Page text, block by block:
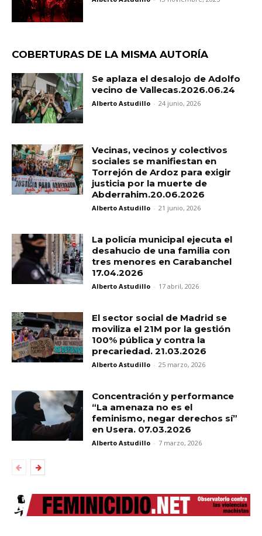
COBERTURAS DE LA MISMA AUTORÍA
Se aplaza el desalojo de Adolfo
vecino de Vallecas.2026.06.24
Alberto Astudillo - 24 junio, 2026
Vecinas, vecinos y colectivos
sociales se manifiestan en
Torrejón de Ardoz para exigir
justicia por la muerte de
Abderrahim.20.06.2026
Alberto Astudillo - 21 junio, 2026
La policía municipal ejecuta el
desahucio de una familia con
tres menores en Carabanchel
17.04.2026
Alberto Astudillo - 17 abril, 2026
El sector social de Madrid se
moviliza el 21M por la gestión
100% pública y contra la
precariedad. 21.03.2026
Alberto Astudillo - 25 marzo, 2026
Concentración y performance
“La amenaza no es el
feminismo, negar derechos sí”
en Usera. 07.03.2026
Alberto Astudillo - 7 marzo, 2026